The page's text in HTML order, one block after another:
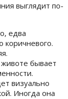
выглядит по-
едва
коричневого.
бывает
визуально
Иногда она